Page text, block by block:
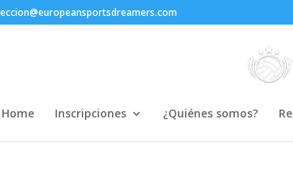
Home Inscripciones ¿Quiénes somos?